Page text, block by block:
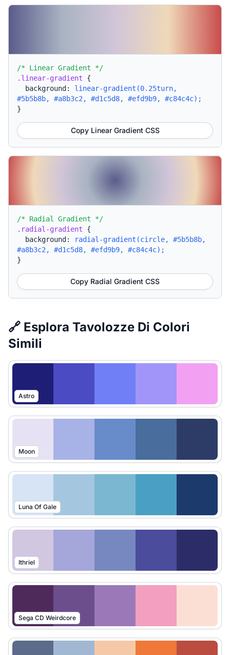
/* Linear Gradient */
.linear-gradient {
background: linear-gradient(0.25turn,
#5b5b8b, #a8b3c2, #d1c5d8, #efd9b9, #c84c4c);
}
Copy Linear Gradient CSS
/* Radial Gradient */
.radial-gradient {
background:
radial-gradient(circle, #5b5b8b,
#a8b3c2, #d1c5d8, #efd9b9, #c84c4c);
}
Copy Radial Gradient CSS
🔗 Esplora Tavolozze Di Colori
Simili
Astro
Moon
Luna Of Gale
Ithriel
Sega CD Weirdcore